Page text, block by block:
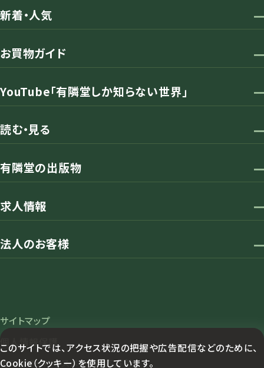
このサイトでは、アクセス状況の把握や広告配信などのために、
Cookie（クッキー）を使用しています。
新着・人気
お買物ガイド
YouTube「有隣堂しか知らない世界」
読む・見る
有隣堂の出版物
求人情報
法人のお客様
サイトマップ
個人情報保護
カスタマーハラスメント対応方針